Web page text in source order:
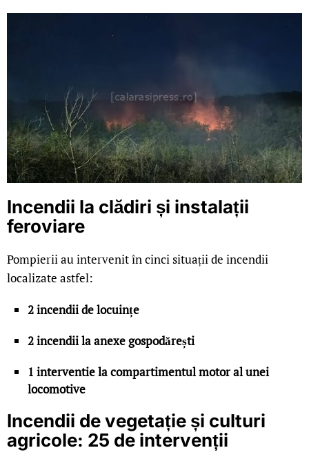
Incendii la clădiri și instalații
feroviare
Pompierii au intervenit în cinci situații de incendii
localizate astfel:
2 incendii de locuințe
2 incendii la anexe gospodărești
1 interventie la compartimentul motor al unei
locomotive
Incendii de vegetație și culturi
agricole: 25 de intervenții